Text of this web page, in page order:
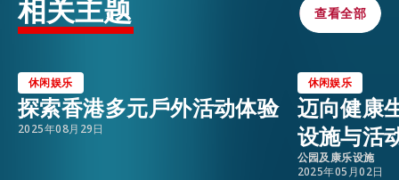
相关主题 查看全部
查看全部
休闲娱乐
探索香港多元戶外活动体验
2025年08月29日
休闲娱乐
迈向健康
设施与活
公园及康乐设施
2025年05月02日